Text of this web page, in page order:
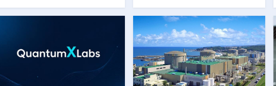
元化的供应链并缩短运输时间。此次
计划的首要目标是实现镥-177的商业
化生产，预计在2028年进行试生
产，并在2031年开始全面量产。之
实时运动管理整合到同一治疗流程
中，用于提升图像引导放射治疗的精
准度和安全性。此次实施方案以
Halcyon系统软件5.0版本为基础，集
成高分辨率锥形束CT成像系统
HyperSight、六自由度患者定位台
Dynamic Couch，以及表面引导放